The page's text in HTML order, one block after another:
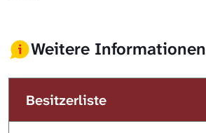
Weitere Informationen
Besitzerliste